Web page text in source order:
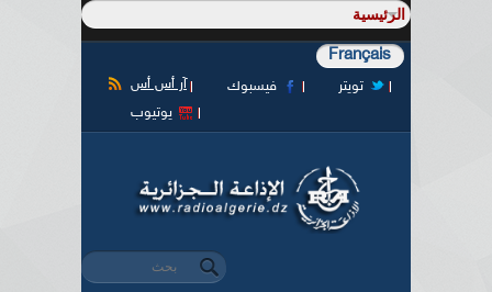
Français
آر أس أس فيسبوك
تويتر
يوتيوب
استمارة البحث
‏بحث ‏